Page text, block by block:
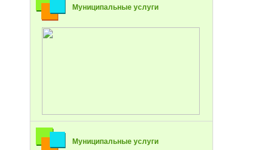
Муниципальные услуги
Муниципальные услуги